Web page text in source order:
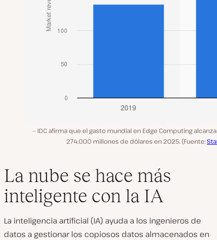
IDC afirma que el gasto mundial en Edge Computing
274.000 millones de dólares en 2025. (Fuente:
La nube se hace más
inteligente con la IA
La inteligencia artificial (IA) ayuda a los ingenieros de
datos a gestionar los copiosos datos almacenados en